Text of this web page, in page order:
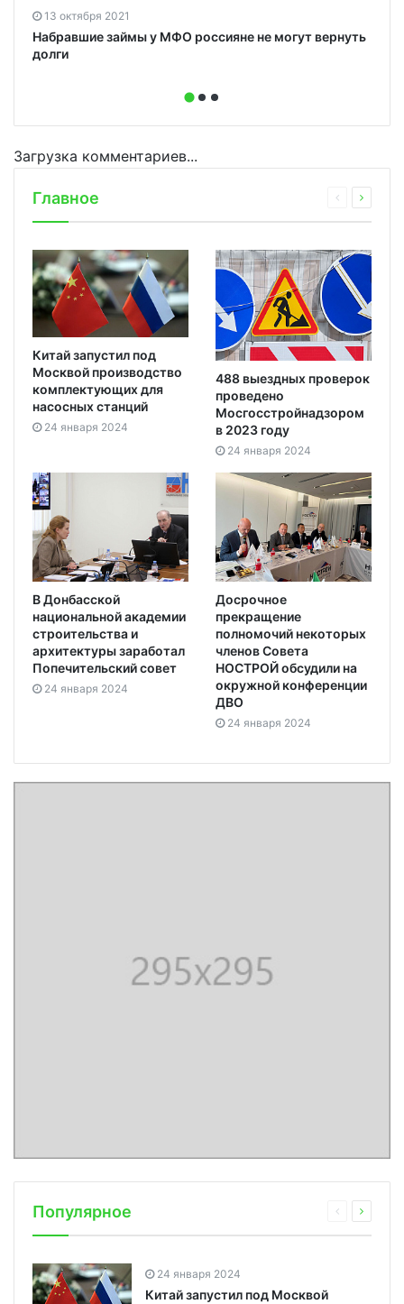
13 октября 2021
Набравшие займы у МФО россияне не могут вернуть
долги
Загрузка комментариев...
Главное
Китай запустил под
Москвой производство
комплектующих для
насосных станций
24 января 2024
488 выездных проверок
проведено
Мосгосстройнадзором
в 2023 году
24 января 2024
В Донбасской
национальной академии
строительства и
архитектуры заработал
Попечительский совет
24 января 2024
Досрочное
прекращение
полномочий некоторых
членов Совета
НОСТРОЙ обсудили на
окружной конференции
ДВО
24 января 2024
Популярное
24 января 2024
Китай запустил под Москвой